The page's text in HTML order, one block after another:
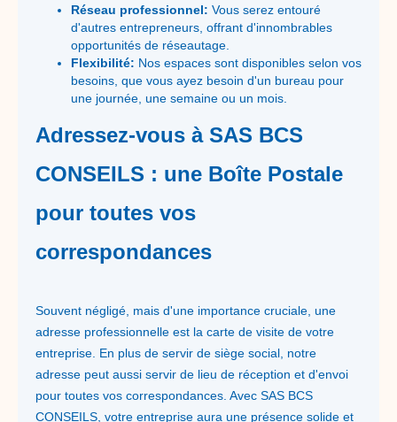
Réseau professionnel: Vous serez entouré
d'autres entrepreneurs, offrant d'innombrables
opportunités de réseautage.
Flexibilité: Nos espaces sont disponibles selon vos
besoins, que vous ayez besoin d'un bureau pour
une journée, une semaine ou un mois.
Adressez-vous à SAS BCS
CONSEILS : une Boîte Postale
pour toutes vos
correspondances
Souvent négligé, mais d'une importance cruciale, une
adresse professionnelle est la carte de visite de votre
entreprise. En plus de servir de siège social, notre
adresse peut aussi servir de lieu de réception et d'envoi
pour toutes vos correspondances. Avec SAS BCS
CONSEILS, votre entreprise aura une présence solide et